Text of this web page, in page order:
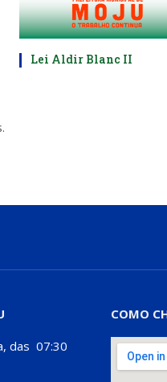
Lei Aldir Blanc II
das 07:30
COMO